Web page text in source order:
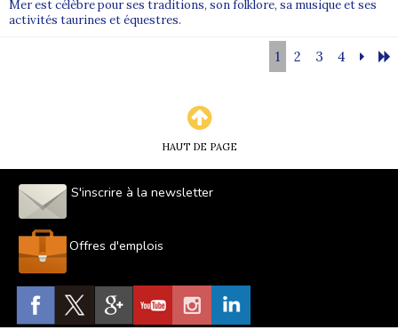
Mer est célèbre pour ses traditions, son folklore, sa musique et ses
activités taurines et équestres.
1 2 3 4
HAUT DE PAGE
S'inscrire à la newsletter
Offres d'emplois